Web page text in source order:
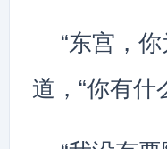
“东宫，
道，“你有什